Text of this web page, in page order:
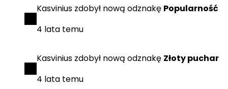
Kasvinius zdobył nową odznakę Popularność
4 lata temu
Kasvinius zdobył nową odznakę Złoty puchar
4 lata temu